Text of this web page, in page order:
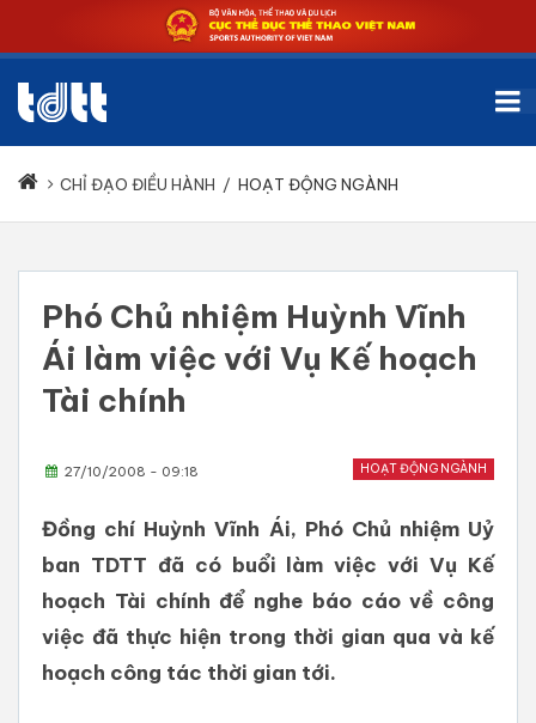
CHỈ ĐẠO ĐIỀU HÀNH / HOẠT ĐỘNG NGÀNH
Phó Chủ nhiệm Huỳnh Vĩnh
Ái làm việc với Vụ Kế hoạch
Tài chính
HOẠT ĐỘNG NGÀNH
27/10/2008 - 09:18
Đồng chí Huỳnh Vĩnh Ái, Phó Chủ nhiệm Uỷ
ban TDTT đã có buổi làm việc với Vụ Kế
hoạch Tài chính để nghe báo cáo về công
việc đã thực hiện trong thời gian qua và kế
hoạch công tác thời gian tới.